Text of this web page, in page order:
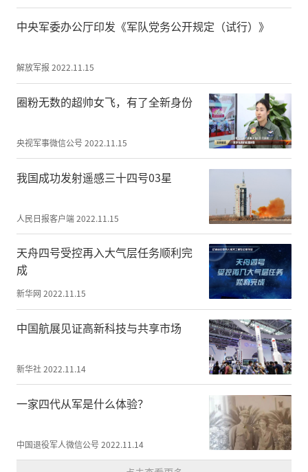
红色武乡系列海报：传承红色基因 弘扬太行精神
中央军委办公厅印发《军队党务公开规定（试行）》
解放军报 2022.11.15
圈粉无数的超帅女飞，有了全新身份
央视军事微信公号 2022.11.15
我国成功发射遥感三十四号03星
人民日报客户端2022.11.15
天舟四号受控再入大气层任务顺利完
成
新华网 2022.11.15
中国航展见证高新科技与共享市场
新华社2022.11.14
一家四代从军是什么体验？
中国退役军人微信公号 2022.11.14